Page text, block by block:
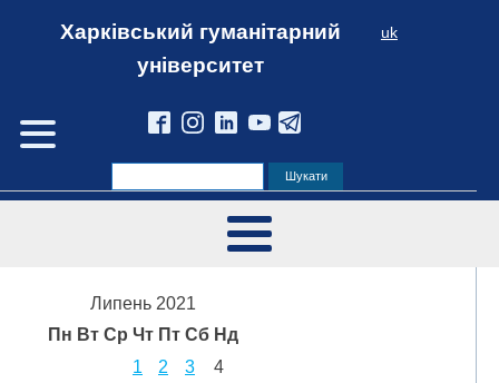
Харківський гуманітарний
університет
uk
Липень 2021
Пн Вт Ср Чт Пт Сб Нд
1
2 3
4